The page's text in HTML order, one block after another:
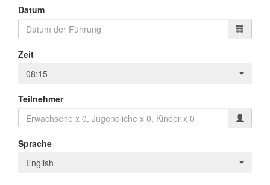
Datum
Zeit
08:15
Teilnehmer
Sprache
English